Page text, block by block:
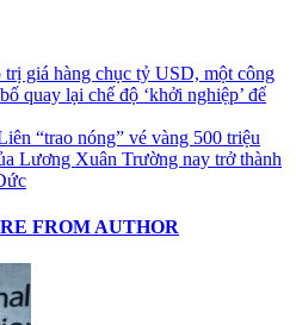
trị giá hàng chục tỷ USD, một công
quay lại chế độ ‘khởi nghiệp’ để
“trao nóng” vé vàng 500 triệu
Lương Xuân Trường nay trở thành
FROM AUTHOR